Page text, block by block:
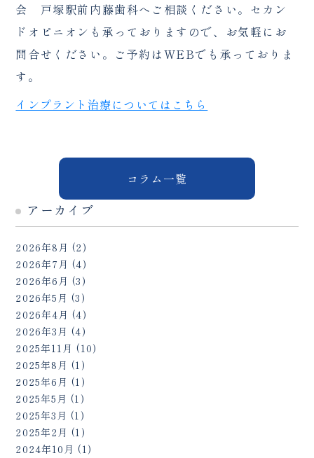
会 戸塚駅前内藤歯科へご相談ください。セカン
ドオピニオンも承っておりますので、お気軽にお
問合せください。ご予約はWEBでも承っておりま
す。
インプラント治療についてはこちら
コラム一覧
アーカイブ
2026年8月 (2)
2026年7月 (4)
2026年6月 (3)
2026年5月 (3)
2026年4月 (4)
2026年3月 (4)
2025年11月 (10)
2025年8月 (1)
2025年6月 (1)
2025年5月 (1)
2025年3月 (1)
2025年2月 (1)
2024年10月 (1)